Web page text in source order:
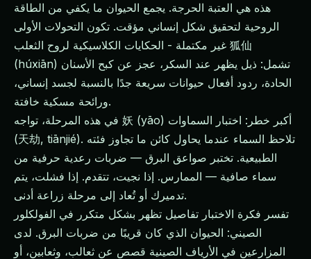
هذه هي العتبة الحرجة. يجمع الحيوان ما يكفي من الطاقة
الروحية لتحقيق شكل إنساني مؤقت. تكون التحولات الأولى
غير مكتملة - الحكايات الكلاسيكية لروح الثعلب 狐仙
(húxiān) تشمل: ذيل يظهر عند السكر، عجز عن كبح الأسنان
الحادة، ردود أفعال حيوانات سريعة جدًا بالنسبة لجسد إنساني،
ورائحة مسكية خافتة.
في هذه المرحلة، تواجه 妖 (yāo) أكبر خطر: اختبار السماوات
(天劫, tiānjié). تلاحظ السماء عندما يحاول كائن ما تجاوز فئته
الطبيعية. تختبر صواعق البرق — ضربات رعدية حرفية من
سماء صافية — الممارس. إذا نجيت، تتقدم. إذا فشلت، يتم
تدميرك أو تُعاد إلى مرحلة زراعة أدنى.
تفسر فكرة الاختبار تفاصيل تظهر بشكل متكرر في الفولكلور
الصيني: الحيوان الذي كان قريبًا من ضربات البرق. لدى
المزارعين في الأرياف الصينية قصص عن ثعالب، وثعابين، أو